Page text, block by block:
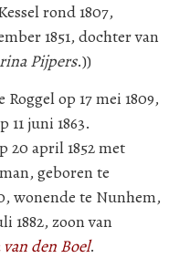
rond 1807,
1851, dochter van
Pijpers.))
Roggel op 17 mei 1809,
juni 1863.
20 april 1852 met
geboren te
wonende te Nunhem,
1882, zoon van
den Boel.